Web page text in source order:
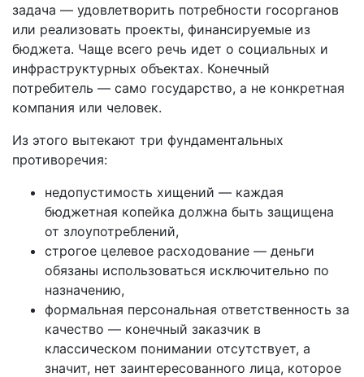
задача — удовлетворить потребности госорганов
или реализовать проекты, финансируемые из
бюджета. Чаще всего речь идет о социальных и
инфраструктурных объектах. Конечный
потребитель — само государство, а не конкретная
компания или человек.
Из этого вытекают три фундаментальных
противоречия:
недопустимость хищений — каждая
бюджетная копейка должна быть защищена
от злоупотреблений,
строгое целевое расходование — деньги
обязаны использоваться исключительно по
назначению,
формальная персональная ответственность за
качество — конечный заказчик в
классическом понимании отсутствует, а
значит, нет заинтересованного лица, которое